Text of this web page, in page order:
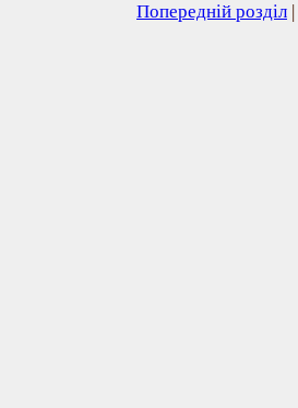
Попередній розділ |